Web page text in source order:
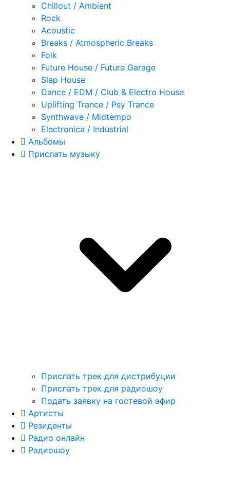
Chillout / Ambient
Rock
Acoustic
Breaks / Atmospheric Breaks
Folk
Future House / Future Garage
Slap House
Dance / EDM / Club & Electro House
Uplifting Trance / Psy Trance
Synthwave / Midtempo
Electronica / Industrial
Альбомы
Прислать музыку
Прислать трек для дистрибуции
Прислать трек для радиошоу
Подать заявку на гостевой эфир
Артисты
Резиденты
Радио онлайн
Радиошоу